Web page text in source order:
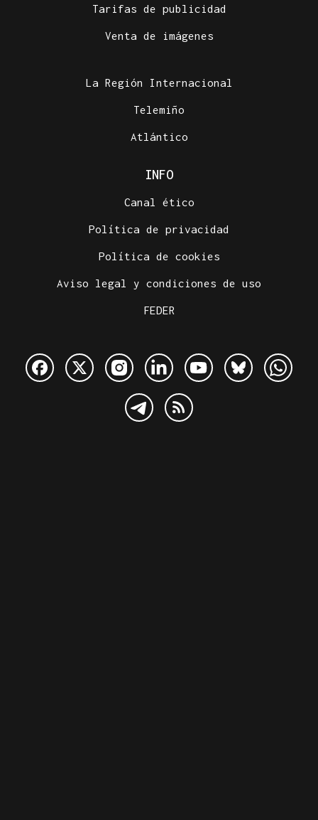
Tarifas de publicidad
Venta de imágenes
La Región Internacional
Telemiño
Atlántico
INFO
Canal ético
Política de privacidad
Política de cookies
Aviso legal y condiciones de uso
FEDER